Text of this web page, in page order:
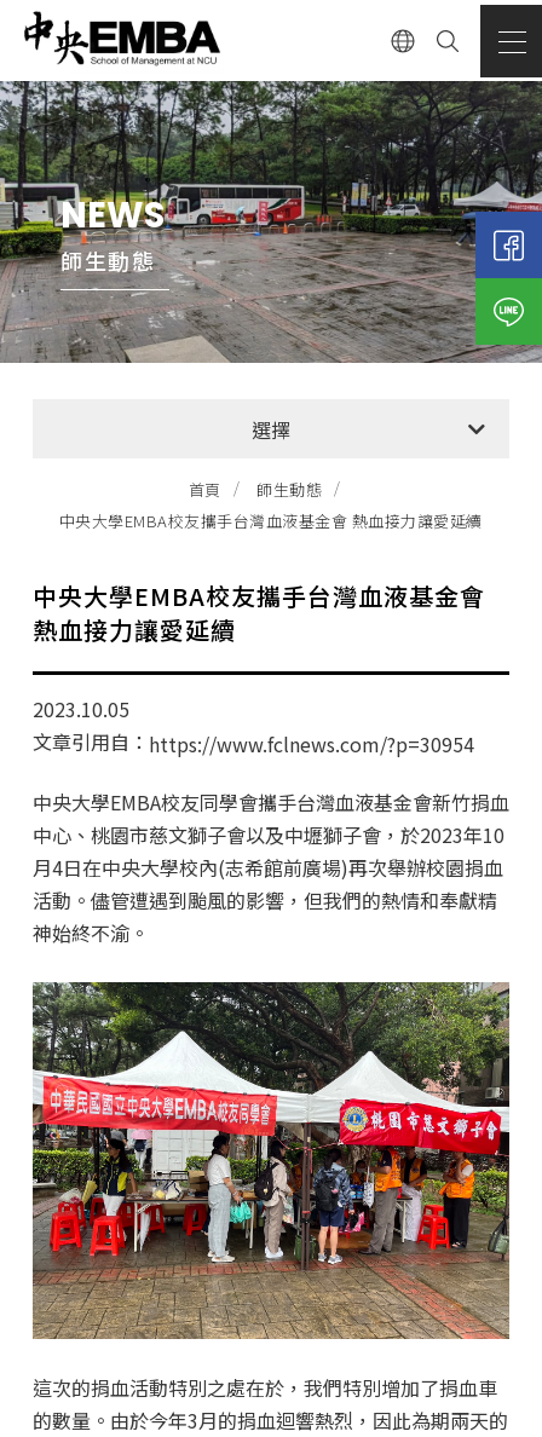
NEWS
師生動態
選擇
全部消息
EMBA招生公告
行政公告
師生動態
首頁
師生動態
中央大學EMBA校友攜手台灣血液基金會 熱血接力讓愛延續
中央大學EMBA校友攜手台灣血液基金會
熱血接力讓愛延續
2023.10.05
文章引用自： https://www.fclnews.com/?p=30954
中央大學EMBA校友同學會攜手台灣血液基金會新竹捐血
中心、桃園市慈文獅子會以及中壢獅子會，於2023年10
月4日在中央大學校內(志希館前廣場)再次舉辦校園捐血
活動。儘管遭遇到颱風的影響，但我們的熱情和奉獻精
神始終不渝。
這次的捐血活動特別之處在於，我們特別增加了捐血車
的數量。由於今年3月的捐血迴響熱烈，因此為期兩天的